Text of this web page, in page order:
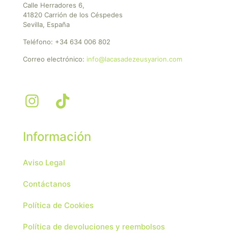
Calle Herradores 6,
41820 Carrión de los Céspedes
Sevilla, España
Teléfono: +34 634 006 802
Correo electrónico: info@lacasadezeusyarion.com
Información
Aviso Legal
Contáctanos
Política de Cookies
Política de devoluciones y reembolsos